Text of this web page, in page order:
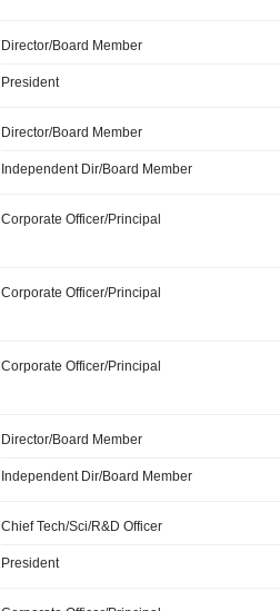
Director/Board Member
President
Director/Board Member
Independent Dir/Board Member
Corporate Officer/Principal
Corporate Officer/Principal
Corporate Officer/Principal
Director/Board Member
Independent Dir/Board Member
Chief Tech/Sci/R&D Officer
President